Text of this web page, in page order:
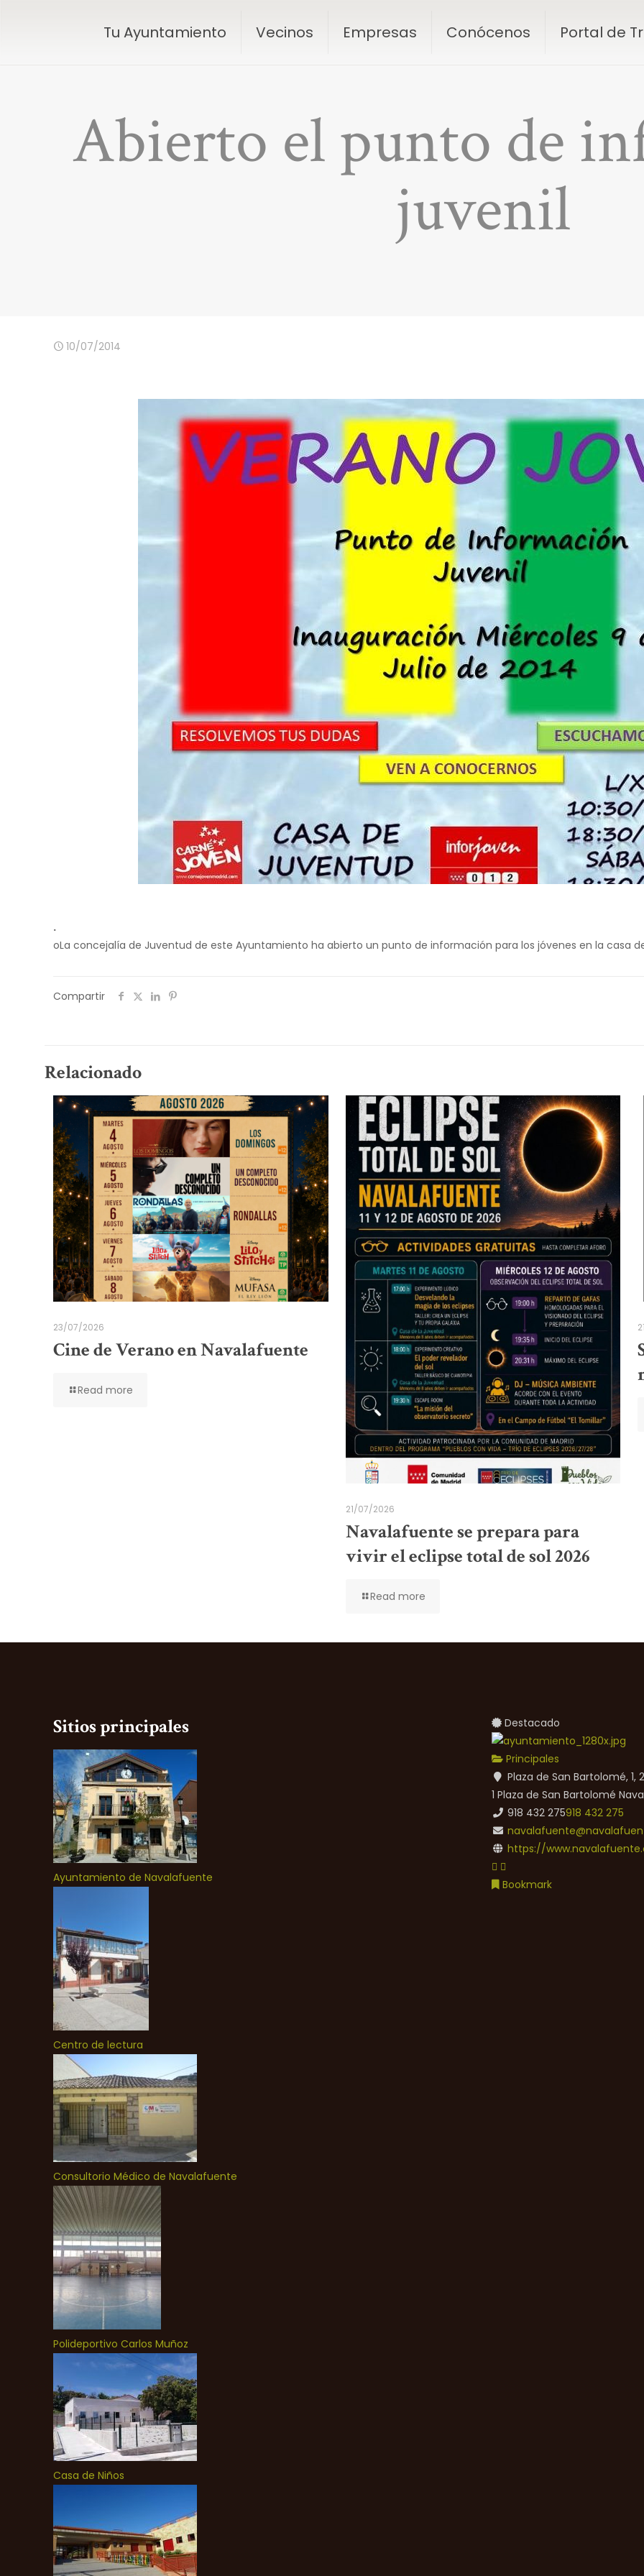
Tu Ayuntamiento Vecinos Empresas Conócenos Portal de
Abierto el punto de
juvenil
10/07/2014
.
oLa concejalía de Juventud de este Ayuntamiento ha abierto un punto de información para los jóvenes en la casa
Compartir
Relacionado
23/07/2026
Cine de Verano en Navalafuente
Read more
21/07/2026
Navalafuente se prepara para
vivir el eclipse total de sol 2026
Read more
Sitios principales
Ayuntamiento de Navalafuente
Centro de lectura
Consultorio Médico de Navalafuente
Polideportivo Carlos Muñoz
Casa de Niños
Destacado
Principales
Plaza de San Bartolomé,
1 Plaza de San Bartolomé
918 432 275918 432 275
https://
Bookmark